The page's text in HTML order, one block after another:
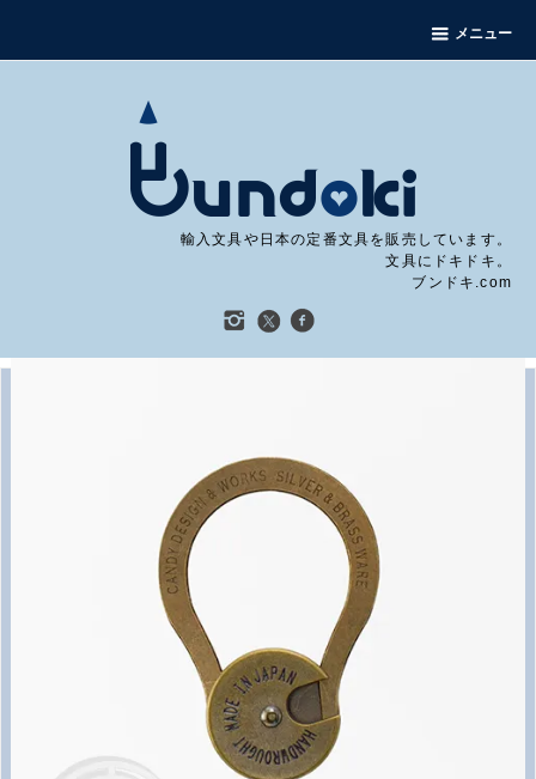
メニュー
輸入文具や日本の定番文具を販売しています。
文具にドキドキ。
ブンドキ.com